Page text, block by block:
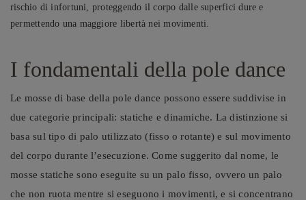
rischio di infortuni, proteggendo il corpo dalle superfici dure e
permettendo una maggiore libertà nei movimenti.
I fondamentali della pole dance
Le mosse di base della pole dance possono essere suddivise in
due categorie principali: statiche e dinamiche. La distinzione si
basa sul tipo di palo utilizzato (fisso o rotante) e sul movimento
del corpo durante l’esecuzione. Come suggerito dal nome, le
mosse statiche sono eseguite su un palo fisso, ovvero un palo
che non ruota mentre si eseguono i movimenti, e si concentrano